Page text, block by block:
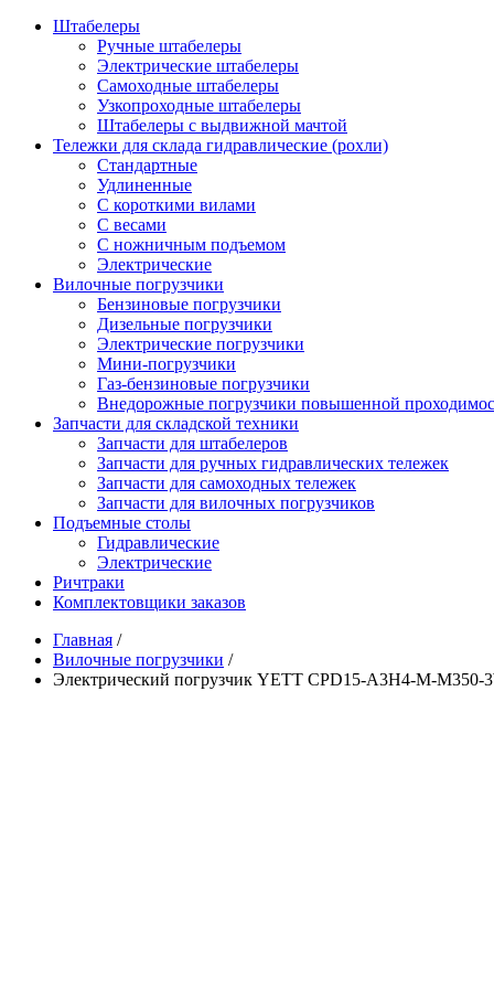
Штабелеры
Ручные штабелеры
Электрические штабелеры
Самоходные штабелеры
Узкопроходные штабелеры
Штабелеры с выдвижной мачтой
Тележки для склада гидравлические (рохли)
Стандартные
Удлиненные
С короткими вилами
С весами
С ножничным подъемом
Электрические
Вилочные погрузчики
Бензиновые погрузчики
Дизельные погрузчики
Электрические погрузчики
Мини-погрузчики
Газ-бензиновые погрузчики
Внедорожные погрузчики повышенной
Запчасти для складской техники
Запчасти для штабелеров
Запчасти для ручных гидравлических тележек
Запчасти для самоходных тележек
Запчасти для вилочных погрузчиков
Подъемные столы
Гидравлические
Электрические
Ричтраки
Комплектовщики заказов
Главная /
Вилочные погрузчики /
Электрический погрузчик YETT CPD15-A3H4-M-M350-